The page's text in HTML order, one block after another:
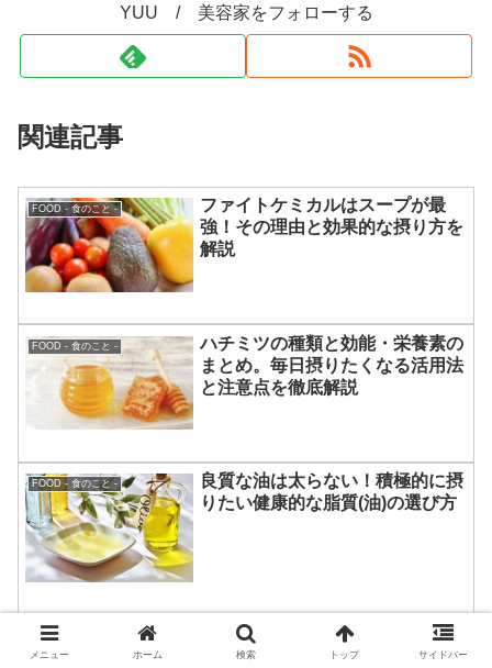
YUU / 美容家をフォローする
関連記事
FOOD - 食のこと -
ファイトケミカルはスープが最
強！その理由と効果的な摂り方を
解説
FOOD - 食のこと -
ハチミツの種類と効能・栄養素の
まとめ。毎日摂りたくなる活用法
と注意点を徹底解説
FOOD - 食のこと -
良質な油は太らない！積極的に摂
りたい健康的な脂質(油)の選び方
FOOD - 食のこと -
腹持ちがいい食べ物はGL値を意
識しよう！その理由と手軽な朝食
メニュー ホーム 検索 トップ サイドバー